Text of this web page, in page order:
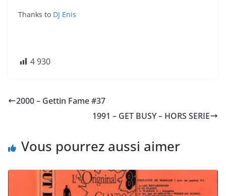
Thanks to DJ Enis
4 930
2000 – Gettin Fame #37
1991 – GET BUSY – HORS SERIE
Vous pourrez aussi aimer